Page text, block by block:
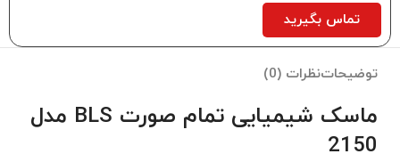
تماس بگیرید
توضیحاتنظرات (0)
ماسک شیمیایی تمام صورت BLS مدل
2150